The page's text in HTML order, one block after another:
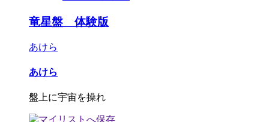
竜星盤 体験版
あけら
あけら
盤上に宇宙を操れ